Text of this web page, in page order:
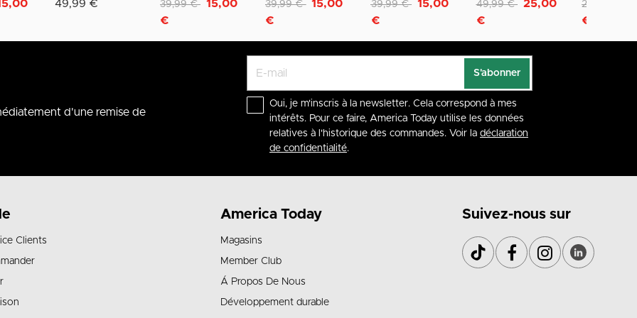
49,99 € 39,99 € 15,00
€
39,99 € 15,00
€
39,99 €
15,00
€
49,99 € 25,00
€
29,99 €
€
d'une remise de
S'abonner
Oui, je m'inscris à la newsletter. Cela correspond à mes
intérêts. Pour ce faire, America Today utilise les données
relatives à l'historique des commandes. Voir la déclaration
de confidentialité.
Clients
America Today
Magasins
Member Club
Á Propos De Nous
Développement durable
Suivez-nous sur